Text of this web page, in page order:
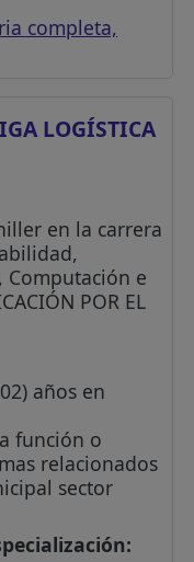
completa,
LOGÍSTICA
en la carrera
Computación e
POR EL
años en
función o
relacionados
sector